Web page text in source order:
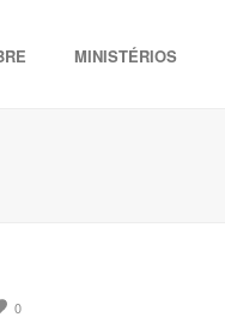
MINISTÉRIOS
0